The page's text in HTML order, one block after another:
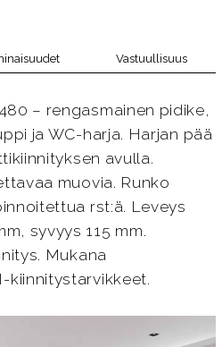
Vastuullisuus
– rengasmainen pidike,
ja WC-harja. Harjan pää
avulla.
muovia. Runko
rst:ä. Leveys
syvyys 115 mm.
Mukana
kiinnitystarvikkeet.